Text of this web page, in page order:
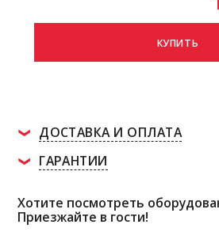
КУПИТЬ
ДОСТАВКА И ОПЛАТА
ГАРАНТИИ
Хотите посмотреть
Приезжайте в гости!